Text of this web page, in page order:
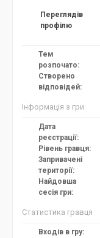
Переглядів
профілю
Тем
розпочато:
Створено
відповідей:
Інформація з гри
Дата
реєстрації:
Рівень гравця:
Запривачені
території:
Найдовша
сесія гри:
Статистика гравця
Входів в гру: